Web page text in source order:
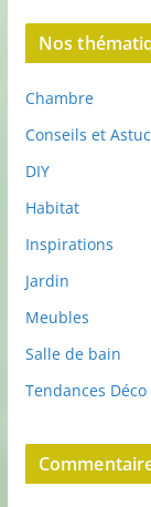
Nos
Chambre
Conseils et
DIY
Habitat
Inspirations
Jardin
Meubles
Salle de bain
Tendances Déco